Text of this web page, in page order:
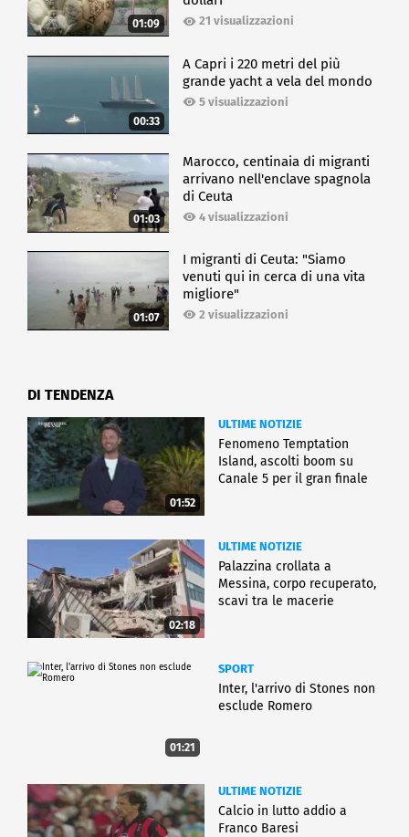
01:09 21 visualizzazioni
00:33
A Capri i 220 metri del più
grande yacht a vela del mondo
5 visualizzazioni
01:03
Marocco, centinaia di migranti
arrivano nell'enclave spagnola
di Ceuta
4 visualizzazioni
01:07
I migranti di Ceuta: "Siamo
venuti qui in cerca di una vita
migliore"
2 visualizzazioni
DI TENDENZA
01:52
ULTIME NOTIZIE
Fenomeno Temptation
Island, ascolti boom su
Canale 5 per il gran finale
02:18
ULTIME NOTIZIE
Palazzina crollata a
Messina, corpo recuperato,
scavi tra le macerie
01:21
SPORT
Inter, l'arrivo di Stones non
esclude Romero
ULTIME NOTIZIE
Calcio in lutto addio a
Franco Baresi